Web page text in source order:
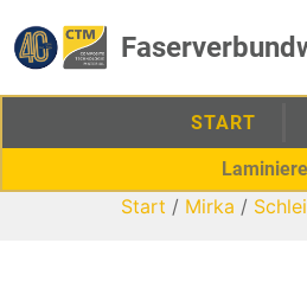
START
Start / Mirka /